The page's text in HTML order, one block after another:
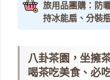
旅用品團購：防
持冰能扇、分裝
八卦茶園，坐擁
喝茶吃美食、必